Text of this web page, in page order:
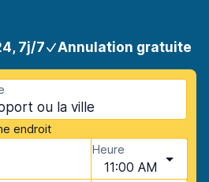
7j/7 Annulation gratuite
endroit
Heure
11:00 AM